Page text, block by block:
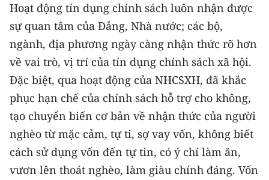
Media Thể thao
Media Giáo dục
Media Y tế
Media Khoa học - Công nghệ
Media Môi trường
Ảnh
Infographic
Hoạt động tín dụng chính sách luôn nhận được
sự quan tâm của Đảng, Nhà nước; các bộ,
ngành, địa phương ngày càng nhận thức rõ hơn
về vai trò, vị trí của tín dụng chính sách xã hội.
Đặc biệt, qua hoạt động của NHCSXH, đã khắc
phục hạn chế của chính sách hỗ trợ cho không,
tạo chuyển biến cơ bản về nhận thức của người
nghèo từ mặc cảm, tự ti, sợ vay vốn, không biết
cách sử dụng vốn đến tự tin, có ý chí làm ăn,
vươn lên thoát nghèo, làm giàu chính đáng. Vốn